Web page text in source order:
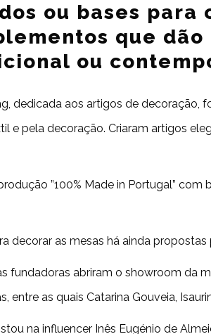
ou bases
que
ou
dedicada aos artigos de decoração,
e pela decoração. Criaram artigos
”100% Made in Portugal”
decorar as mesas há ainda
fundadoras abriram o showroom da
entre as quais Catarina Gouveia,
na influencer Inês Eugénio de